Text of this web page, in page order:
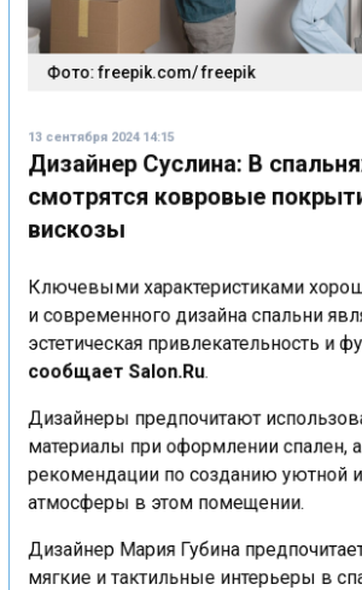
Фото: freepik.com/ freepik
Дизайнер Суслина: В
смотрятся ковровые
вискозы
Ключевыми характеристиками
и современного дизайна спальни
эстетическая привлекательность и
сообщает Salon.Ru.
Дизайнеры предпочитают
материалы при оформлении спален,
рекомендации по созданию уютной
атмосферы в этом помещении.
Дизайнер Мария Губина
мягкие и тактильные интерьеры в